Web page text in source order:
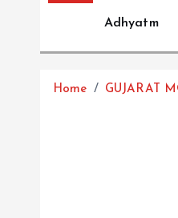
Adhyatm
Home GUJARAT